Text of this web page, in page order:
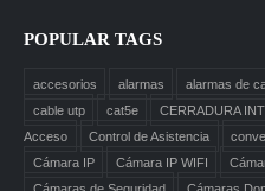
POPULAR TAGS
accesorios alarmas alarmas de
cable utp
cat5e CERRADURA
Acceso
Control de Asistencia
Cámara IP
Cámara IP WIFI